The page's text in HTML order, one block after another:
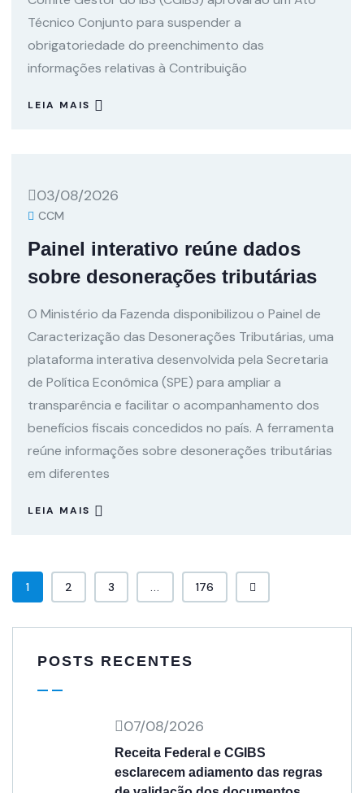
Técnico Conjunto para suspender a
obrigatoriedade do preenchimento das
informações relativas à Contribuição
LEIA MAIS
03/08/2026
CCM
Painel interativo reúne dados
sobre desonerações tributárias
O Ministério da Fazenda disponibilizou o Painel de
Caracterização das Desonerações Tributárias, uma
plataforma interativa desenvolvida pela Secretaria
de Política Econômica (SPE) para ampliar a
transparência e facilitar o acompanhamento dos
benefícios fiscais concedidos no país. A ferramenta
reúne informações sobre desonerações tributárias
em diferentes
LEIA MAIS
1 2 3 ... 176
POSTS RECENTES
07/08/2026
Receita Federal e CGIBS
esclarecem adiamento das regras